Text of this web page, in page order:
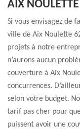
AIX NOULETTE
Si vous envisagez de
ville de Aix Noulette
projets à notre
n’aurons aucun
couverture à Aix
concurrences.
selon votre budget.
tarif pas cher pour
puissent avoir une